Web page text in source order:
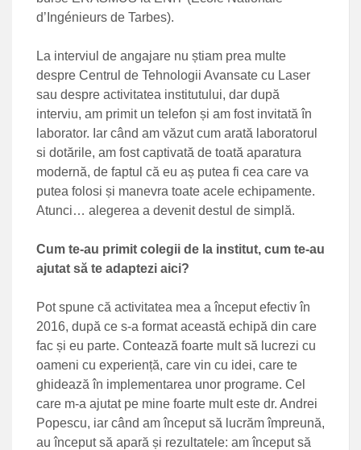
d’Ingénieurs de Tarbes).
La interviul de angajare nu știam prea multe
despre Centrul de Tehnologii Avansate cu Laser
sau despre activitatea institutului, dar după
interviu, am primit un telefon și am fost invitată în
laborator. Iar când am văzut cum arată laboratorul
si dotările, am fost captivată de toată aparatura
modernă, de faptul că eu aș putea fi cea care va
putea folosi și manevra toate acele echipamente.
Atunci… alegerea a devenit destul de simplă.
Cum te-au primit colegii de la institut, cum te-au
ajutat să te adaptezi aici?
Pot spune că activitatea mea a început efectiv în
2016, după ce s-a format această echipă din care
fac și eu parte. Contează foarte mult să lucrezi cu
oameni cu experiență, care vin cu idei, care te
ghidează în implementarea unor programe. Cel
care m-a ajutat pe mine foarte mult este dr. Andrei
Popescu, iar când am început să lucrăm împreună,
au început să apară și rezultatele: am început să